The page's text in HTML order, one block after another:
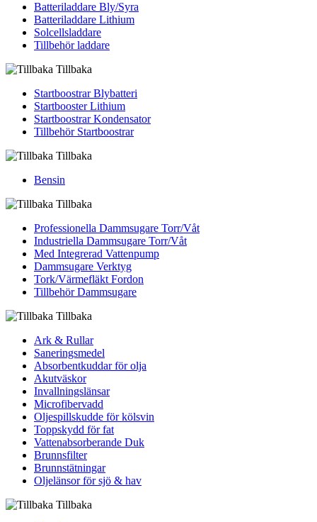
Batteriladdare Bly/Syra
Batteriladdare Lithium
Solcellsladdare
Tillbehör laddare
Tillbaka
Startboostrar Blybatteri
Startbooster Lithium
Startboostrar Kondensator
Tillbehör Startboostrar
Tillbaka
Bensin
Tillbaka
Professionella Dammsugare Torr/Våt
Industriella Dammsugare Torr/Våt
Med Integrerad Vattenpump
Dammsugare Verktyg
Tork/Värmefläkt Fordon
Tillbehör Dammsugare
Tillbaka
Ark & Rullar
Saneringsmedel
Absorbentkuddar för olja
Akutväskor
Invallningslänsar
Microfibervadd
Oljespillskudde för kölsvin
Toppskydd för fat
Vattenabsorberande Duk
Brunnsfilter
Brunnstätningar
Oljelänsor för sjö & hav
Tillbaka